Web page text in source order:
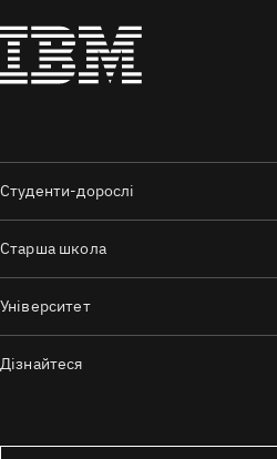
Студенти-дорослі
Старша школа
Університет
Дізнайтеся